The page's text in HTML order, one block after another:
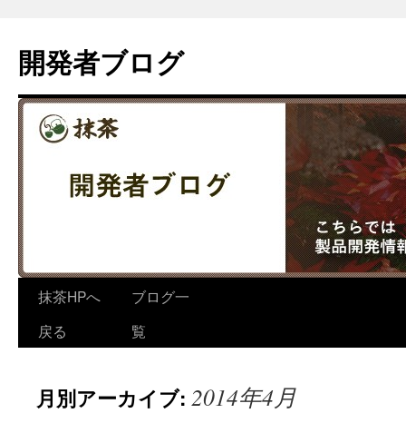
テ
ン
へ
ス
キ
ッ
プ
開発者ブログ
抹茶HPへ
戻る
ブログ一
覧
月別アーカイブ: 2014年4月